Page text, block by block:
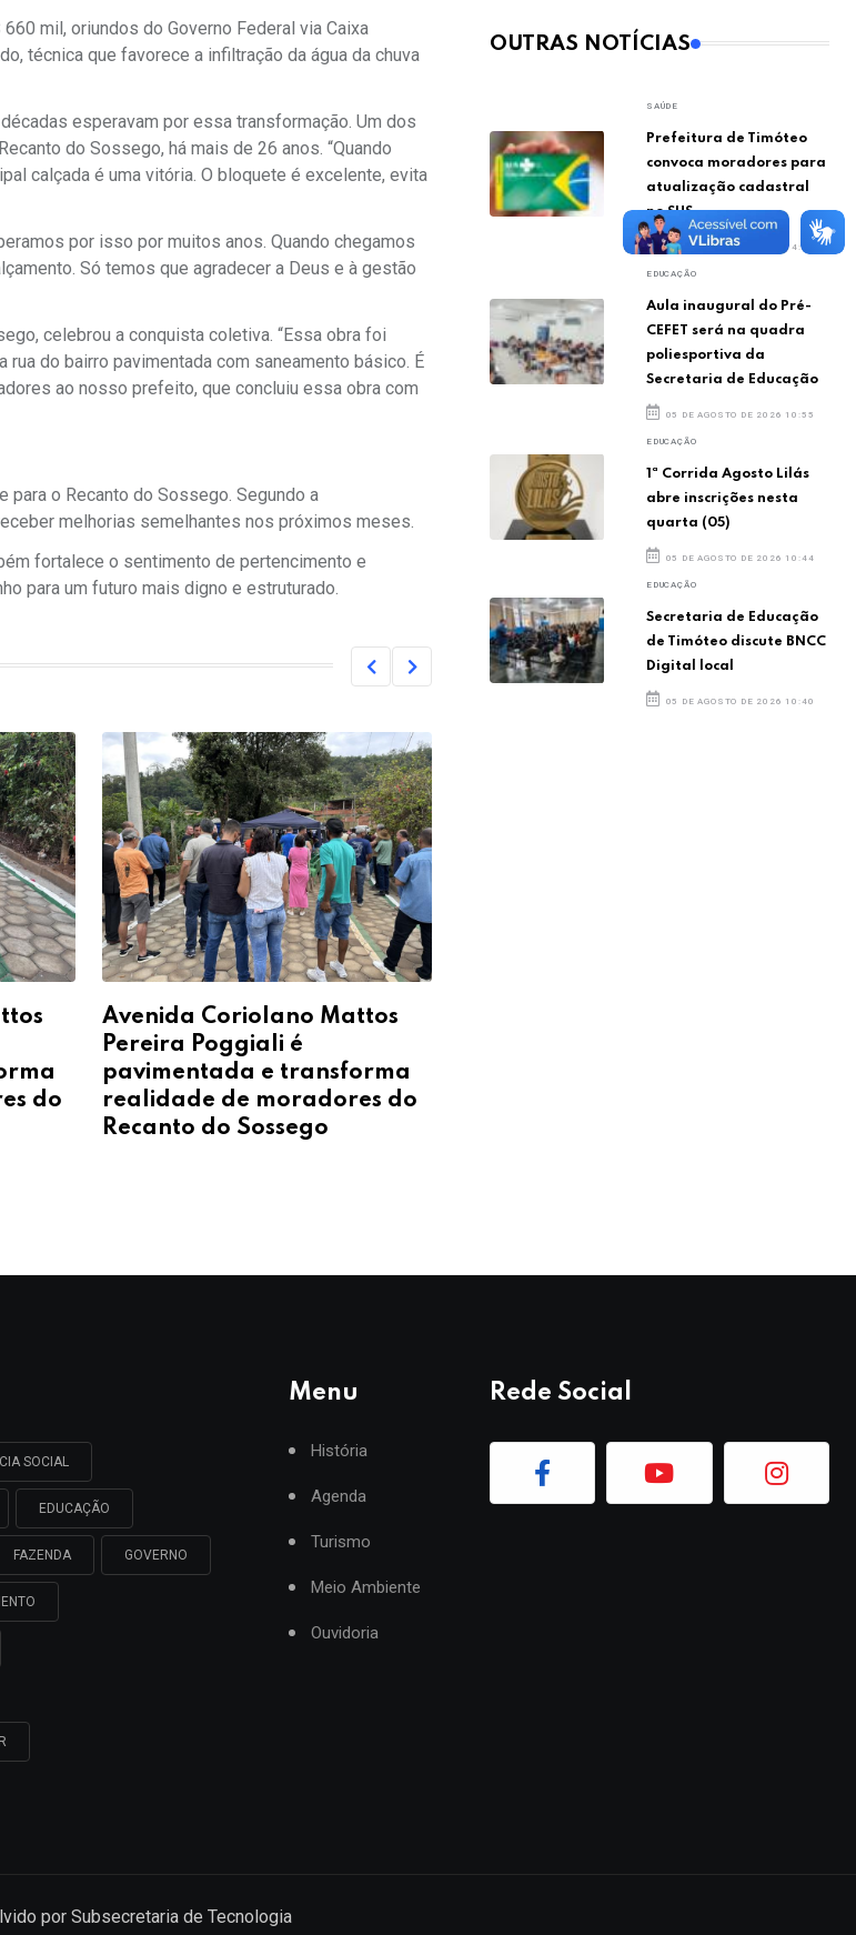
mil, oriundos do Governo Federal via Caixa
técnica que favorece a infiltração da água da chuva
esperavam por essa transformação. Um dos
do Sossego, há mais de 26 anos. “Quando
calçada é uma vitória. O bloquete é excelente, evita
por isso por muitos anos. Quando chegamos
Só temos que agradecer a Deus e à gestão
celebrou a conquista coletiva. “Essa obra foi
do bairro pavimentada com saneamento básico. É
ao nosso prefeito, que concluiu essa obra com
para o Recanto do Sossego. Segundo a
melhorias semelhantes nos próximos meses.
fortalece o sentimento de pertencimento e
para um futuro mais digno e estruturado.
do
Avenida Coriolano Mattos
Pereira Poggiali é
pavimentada e transforma
realidade de moradores do
Recanto do Sossego
OUTRAS NOTÍCIAS
SAÚDE
Prefeitura de Timóteo
convoca moradores para
atualização cadastral
no SUS
05 DE AGOSTO DE 2026 14:07
EDUCAÇÃO
Aula inaugural do Pré-
CEFET será na quadra
poliesportiva da
Secretaria de Educação
05 DE AGOSTO DE 2026 10:55
EDUCAÇÃO
1ª Corrida Agosto Lilás
abre inscrições nesta
quarta (05)
05 DE AGOSTO DE 2026 10:44
EDUCAÇÃO
Secretaria de Educação
de Timóteo discute BNCC
Digital local
05 DE AGOSTO DE 2026 10:40
SOCIAL
EDUCAÇÃO
FAZENDA GOVERNO
Menu
História
Agenda
Turismo
Meio Ambiente
Ouvidoria
Rede Social
por Subsecretaria de Tecnologia